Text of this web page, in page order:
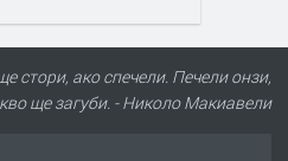
стори, ако спечели. Печели онзи,
ще загуби. - Николо Макиавели